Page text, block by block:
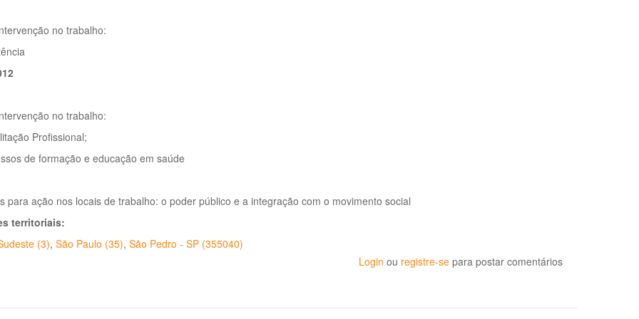
no trabalho:
no trabalho:
Profissional;
de formação e educação em saúde
para ação nos locais de trabalho: o poder público e a integração com o movimento social
territoriais:
(3), São Paulo (35), São Pedro - SP (355040)
Login ou registre-se para postar comentários